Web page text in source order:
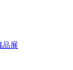
品展